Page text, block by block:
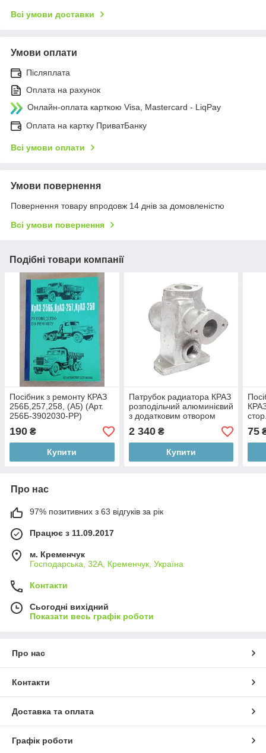
Всі умови доставки
Умови оплати
Післяплата
Оплата на рахунок
Онлайн-оплата карткою Visa, Mastercard - LiqPay
Оплата на картку ПриватБанку
Всі умови оплати
Умови повернення
Повернення товару впродовж 14 днів за домовленістю
Всі умови повернення
Подібні товари компанії
Посібник з ремонту КРАЗ
256Б,257,258, (А5) (Арт.
256Б-3902030-РР)
190 ₴
Купити
Патрубок радиатора КРАЗ
розподільчий алюминієвий
з додатковим отвором
(Арт. 260-1303016-20)
2 340₴
Купити
РЭ)
75
Про нас
97% позитивних з 63 відгуків за рік
Працює з 11.09.2017
м. Кременчук
Господарська, 32А, Кременчук, Україна
Контакти
Сьогодні вихідний
Показати весь графік роботи
Про нас
Контакти
Доставка та оплата
Графік роботи